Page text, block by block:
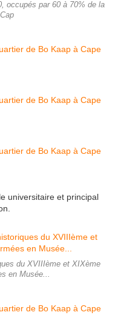
occupés par 60 à 70% de la
universitaire et principal
du XVIIIème et XIXème
en Musée...